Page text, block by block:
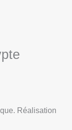
Réalisation